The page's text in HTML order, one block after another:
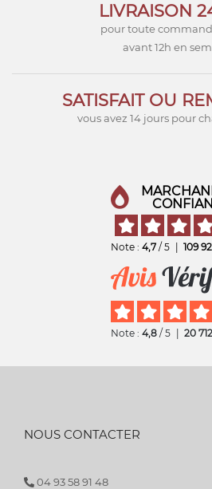
LIVRAISON
pour toute
avant 12h en
SATISFAIT OU
vous avez 14 jours pour
Note : 4,7 / 5 109
Note : 4,8 / 5 20 712
NOUS CONTACTER
04 93 58 91 48